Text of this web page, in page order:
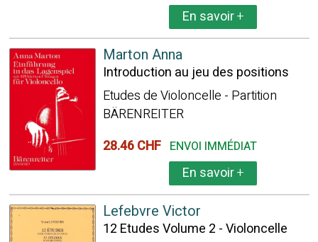
En savoir+
Marton Anna
Introduction au jeu des positions
Etudes de Violoncelle - Partition
BÄRENREITER
28.46 CHF ENVOI IMMÉDIAT
En savoir+
Lefebvre Victor
12 Etudes Volume 2 - Violoncelle